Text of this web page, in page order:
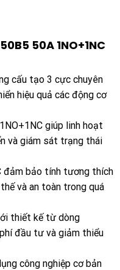
50A 1NO+1NC
cấu tạo 3 cực chuyên
hiệu quả các động cơ
giúp linh hoạt
và giám sát trạng thái
đảm bảo tính tương thích
và an toàn trong quá
thiết kế từ dòng
đầu tư và giảm thiểu
công nghiệp cơ bản